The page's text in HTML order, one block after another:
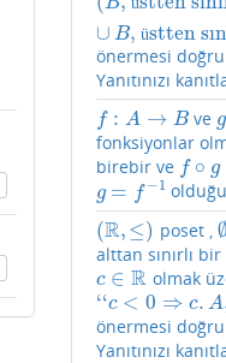
∪ B,üstten
önermesi
Yanıtınızı
f : A → B
f:A→B ve g
g:
fonksiyonlar
birebir ve f ∘ g
f∘ g =I
g = f −1
g=f− 1
(R,≤)
(R,≤) poset , ∅
∅
alttan sınırlı
c ∈ R
c∈R olmak
‘‘c < 0 ⇒ c. A
‘‘c< 0⇒ c. A,üstten
önermesi
Yanıtınızı